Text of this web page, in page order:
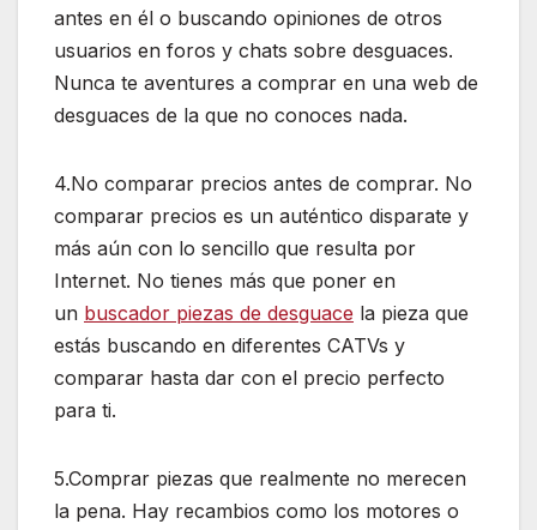
antes en él o buscando opiniones de otros
usuarios en foros y chats sobre desguaces.
Nunca te aventures a comprar en una web de
desguaces de la que no conoces nada.
4.No comparar precios antes de comprar. No
comparar precios es un auténtico disparate y
más aún con lo sencillo que resulta por
Internet. No tienes más que poner en
un buscador piezas de desguace la pieza que
estás buscando en diferentes CATVs y
comparar hasta dar con el precio perfecto
para ti.
5.Comprar piezas que realmente no merecen
la pena. Hay recambios como los motores o